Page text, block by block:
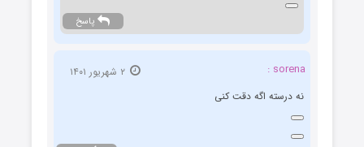
پاسخ
sorena :
نه درسته اگه دقت کنی